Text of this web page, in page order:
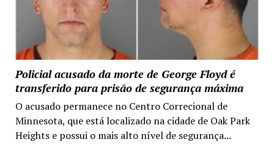
Policial acusado da morte de George Floyd é
transferido para prisão de segurança máxima
O acusado permanece no Centro Correcional de
Minnesota, que está localizado na cidade de Oak Park
Heights e possui o mais alto nível de segurança...